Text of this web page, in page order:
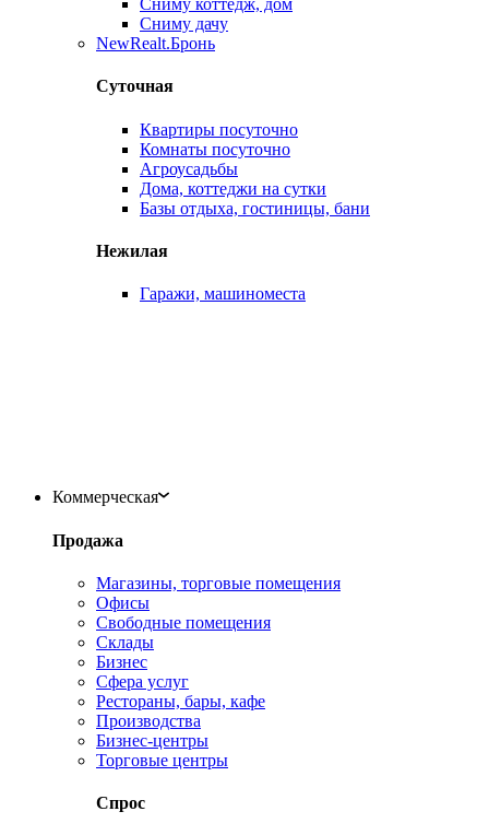
Сниму коттедж, дом
Сниму дачу
NewRealt.Бронь
Суточная
Квартиры посуточно
Комнаты посуточно
Агроусадьбы
Дома, коттеджи на сутки
Базы отдыха, гостиницы, бани
Нежилая
Гаражи, машиноместа
Коммерческая
Продажа
Магазины, торговые помещения
Офисы
Свободные помещения
Склады
Бизнес
Сфера услуг
Рестораны, бары, кафе
Производства
Бизнес-центры
Торговые центры
Спрос